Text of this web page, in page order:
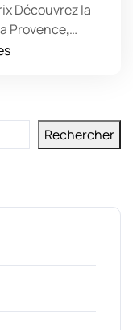
Découvrez la
Provence,…
Rechercher